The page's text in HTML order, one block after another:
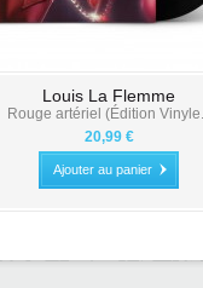
Louis La Flemme
Rouge artériel (Édition
20,99 €
Ajouter au panier